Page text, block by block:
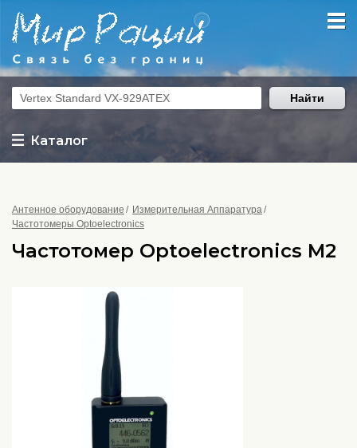
Каталог
Найти
Антенное оборудование
Измерительная Аппаратура
Частотомеры Optoelectronics
Частотомер Optoelectronics M2